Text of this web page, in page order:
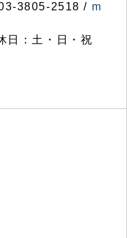
3805-2518 / m
日：土・日・祝